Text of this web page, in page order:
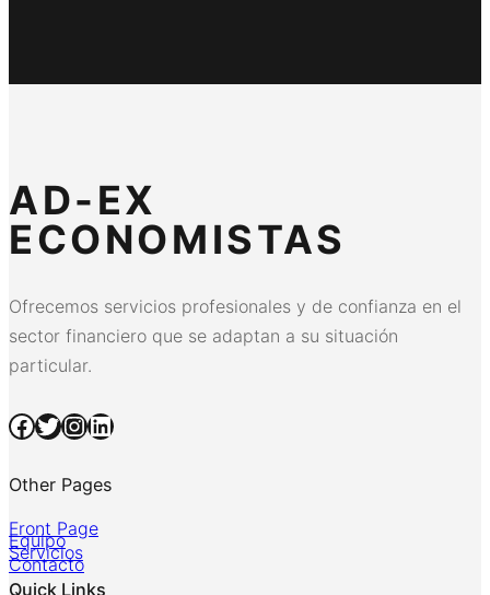
AD-EX
ECONOMISTAS
Ofrecemos servicios profesionales y de confianza en el
sector financiero que se adaptan a su situación
particular.
Facebook Twitter InstagramLinkedIn
Other Pages
Front Page
Equipo
Servicios
Contacto
Quick Links